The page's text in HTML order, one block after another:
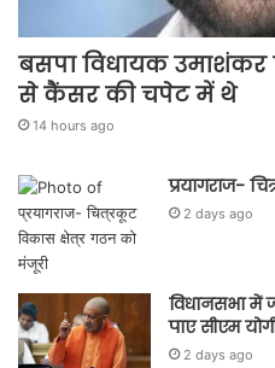
बसपा विधायक
से कैंसर की चपेट में थे
14 hours ago
प्रयागराज-
2 days ago
विधानसभा में
पाए सीएम
2 days ago